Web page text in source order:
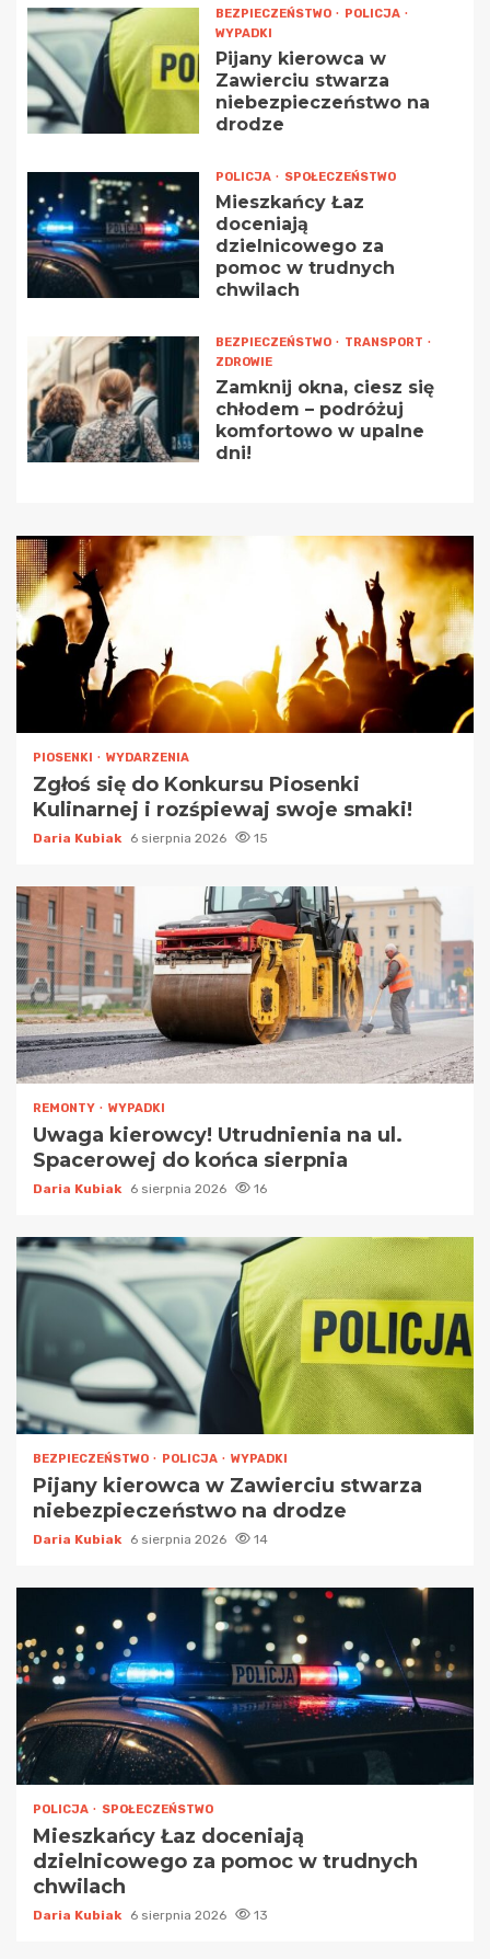
BEZPIECZEŃSTWO
POLICJA
WYPADKI
Pijany kierowca w
Zawierciu stwarza
niebezpieczeństwo na
drodze
POLICJA SPOŁECZEŃSTWO
Mieszkańcy Łaz
doceniają
dzielnicowego za
pomoc w trudnych
chwilach
BEZPIECZEŃSTWO
TRANSPORT
ZDROWIE
Zamknij okna, ciesz się
chłodem – podróżuj
komfortowo w upalne
dni!
PIOSENKI WYDARZENIA
Zgłoś się do Konkursu Piosenki
Kulinarnej i rozśpiewaj swoje smaki!
Daria Kubiak 6 sierpnia 2026 15
REMONTY WYPADKI
Uwaga kierowcy! Utrudnienia na ul.
Spacerowej do końca sierpnia
Daria Kubiak 6 sierpnia 2026 16
BEZPIECZEŃSTWO POLICJA WYPADKI
Pijany kierowca w Zawierciu stwarza
niebezpieczeństwo na drodze
Daria Kubiak 6 sierpnia 2026 14
POLICJA SPOŁECZEŃSTWO
Mieszkańcy Łaz doceniają
dzielnicowego za pomoc w trudnych
chwilach
Daria Kubiak 6 sierpnia 2026 13